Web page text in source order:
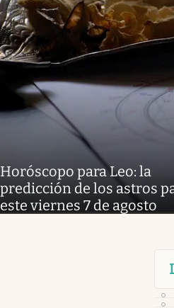
Horóscopo para Leo: la
predicción de los astros
este viernes 7 de agosto